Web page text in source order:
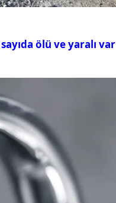
ölü ve yaralı var